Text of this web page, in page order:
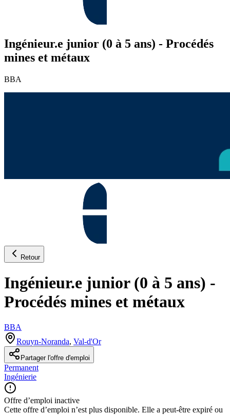
Ingénieur.e junior (0 à 5 ans) - Procédés
mines et métaux
BBA
Retour
Ingénieur.e junior (0 à 5 ans) -
Procédés mines et métaux
BBA
Rouyn-Noranda, Val-d'Or
Partager l'offre d'emploi
Permanent
Ingénierie
Offre d’emploi inactive
Cette offre d’emploi n’est plus disponible. Elle a peut-être expiré ou